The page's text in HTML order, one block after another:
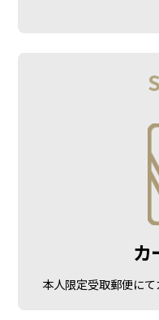
カ
本人限定受取郵便にて